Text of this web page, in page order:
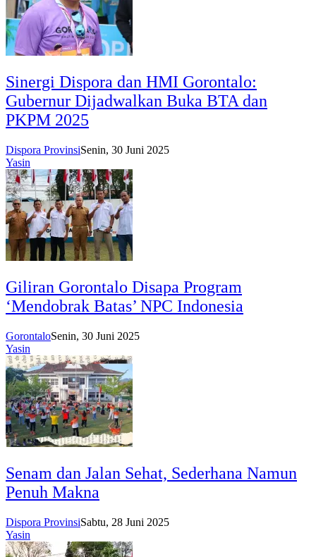
Sinergi Dispora dan HMI Gorontalo:
Gubernur Dijadwalkan Buka BTA dan
PKPM 2025
Dispora ProvinsiSenin, 30 Juni 2025
Yasin
Giliran Gorontalo Disapa Program
‘Mendobrak Batas’ NPC Indonesia
GorontaloSenin, 30 Juni 2025
Yasin
Senam dan Jalan Sehat, Sederhana Namun
Penuh Makna
Dispora ProvinsiSabtu, 28 Juni 2025
Yasin